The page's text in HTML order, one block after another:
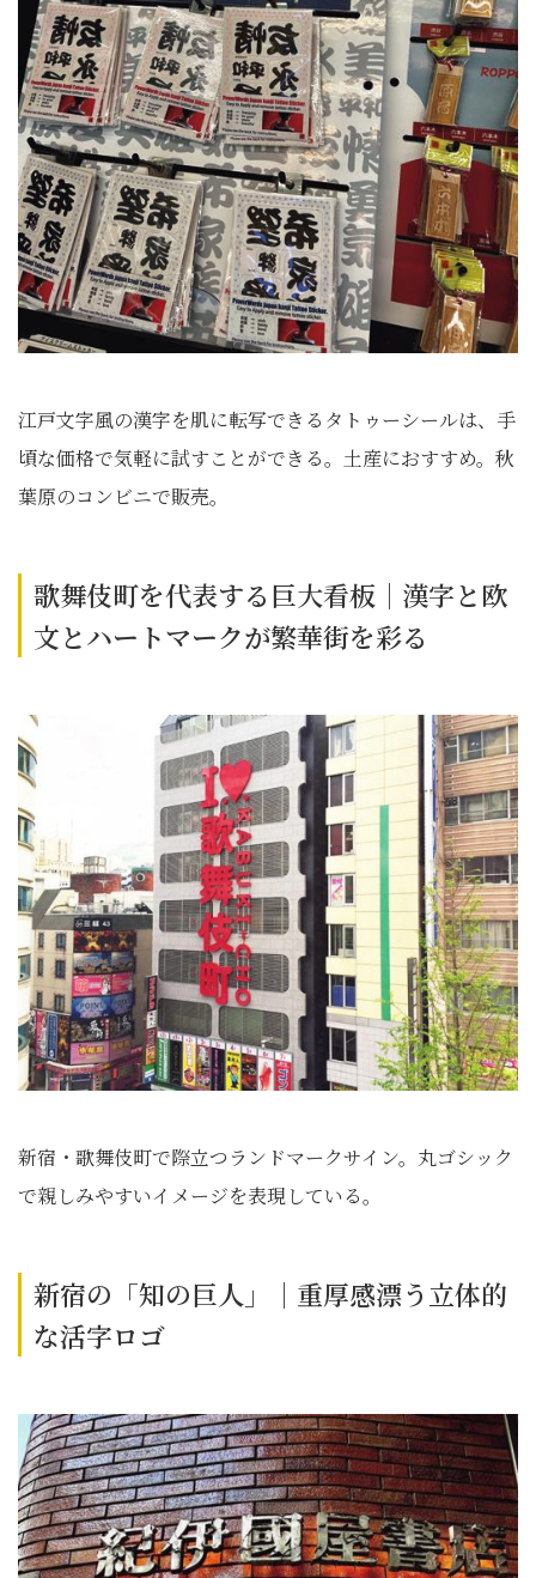
江戸文字風の漢字を肌に転写できるタトゥーシールは、手
頃な価格で気軽に試すことができる。土産におすすめ。秋
葉原のコンビニで販売。
歌舞伎町を代表する巨大看板｜漢字と欧
文とハートマークが繁華街を彩る
新宿・歌舞伎町で際立つランドマークサイン。丸ゴシック
で親しみやすいイメージを表現している。
新宿の「知の巨人」｜重厚感漂う立体的
な活字ロゴ